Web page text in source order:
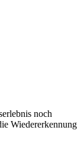
noch
Wiedererkennung